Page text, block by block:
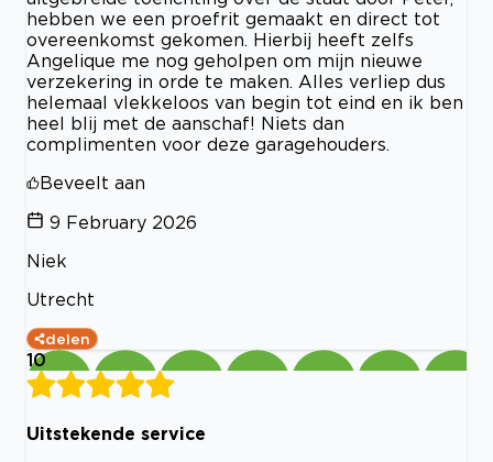
hebben we een proefrit gemaakt en direct tot
overeenkomst gekomen. Hierbij heeft zelfs
Angelique me nog geholpen om mijn nieuwe
verzekering in orde te maken. Alles verliep dus
helemaal vlekkeloos van begin tot eind en ik ben
heel blij met de aanschaf! Niets dan
complimenten voor deze garagehouders.
Beveelt aan
9 February 2026
Niek
Utrecht
delen
10
Uitstekende service